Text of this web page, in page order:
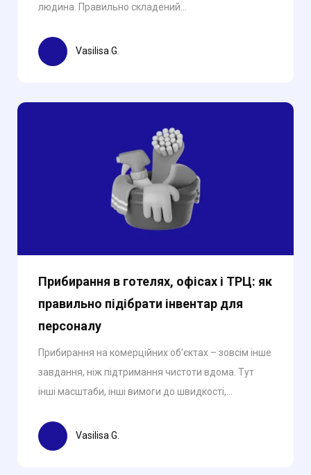
людина. Правильно складений...
Vasilisa G.
Прибирання в готелях, офісах і ТРЦ: як
правильно підібрати інвентар для
персоналу
Прибирання на комерційних об’єктах – зовсім інше
завдання, ніж підтримання чистоти вдома. Тут
інші масштаби, інші вимоги до швидкості,...
Vasilisa G.